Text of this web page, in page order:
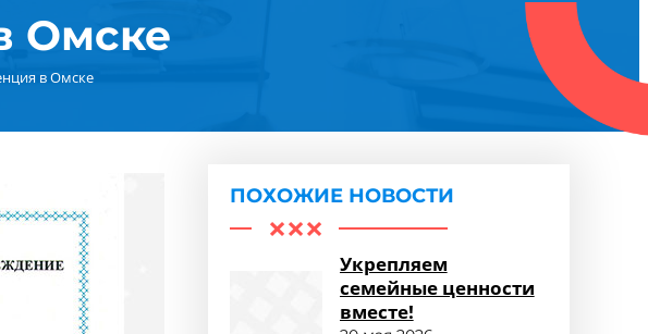
Омске
в Омске
ПОХОЖИЕ НОВОСТИ
Укрепляем
семейные ценности
вместе!